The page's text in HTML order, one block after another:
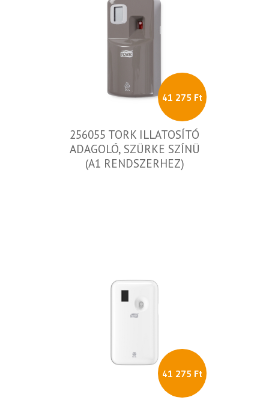
41 275 Ft
256055 TORK ILLATOSÍTÓ
ADAGOLÓ, SZÜRKE SZÍNÜ
(A1 RENDSZERHEZ)
41 275 Ft